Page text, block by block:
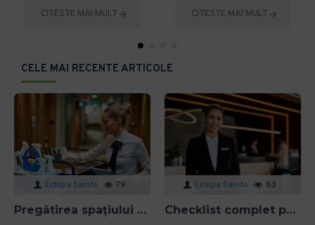
CITESTE MAI MULT CITESTE MAI MULT
CELE MAI RECENTE ARTICOLE
Echipa Sanito 79
Pregătirea spațiului pentru sezonul turistic: cum eviți problemele de igienă?
Echipa Sanito 83
Checklist complet pentru deschiderea unui hotel sau a unei pensiuni